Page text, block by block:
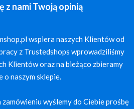
z nami Twoją opinią
wspiera naszych Klientów od
z Trustedshops wprowadziliśmy
Klientów oraz na bieżąco zbieramy
o naszym sklepie.
wyślemy do Ciebie prośbę